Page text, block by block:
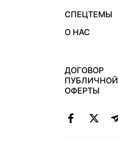
СПЕЦТЕМЫ
О НАС
ДОГОВОР
ПУБЛИЧНОЙ
ОФЕРТЫ